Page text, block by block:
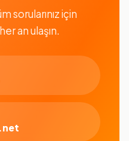
sorularınız için
an ulaşın.